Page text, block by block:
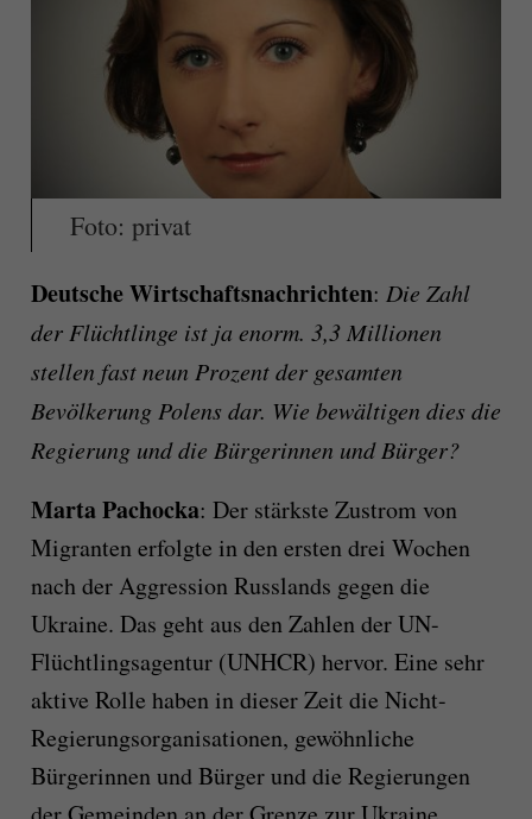
Foto: privat
Deutsche Wirtschaftsnachrichten: Die Zahl
der Flüchtlinge ist ja enorm. 3,3 Millionen
stellen fast neun Prozent der gesamten
Bevölkerung Polens dar. Wie bewältigen dies die
Regierung und die Bürgerinnen und Bürger?
Marta Pachocka: Der stärkste Zustrom von
Migranten erfolgte in den ersten drei Wochen
nach der Aggression Russlands gegen die
Ukraine. Das geht aus den Zahlen der UN-
Flüchtlingsagentur (UNHCR) hervor. Eine sehr
aktive Rolle haben in dieser Zeit die Nicht-
Regierungsorganisationen, gewöhnliche
Bürgerinnen und Bürger und die Regierungen